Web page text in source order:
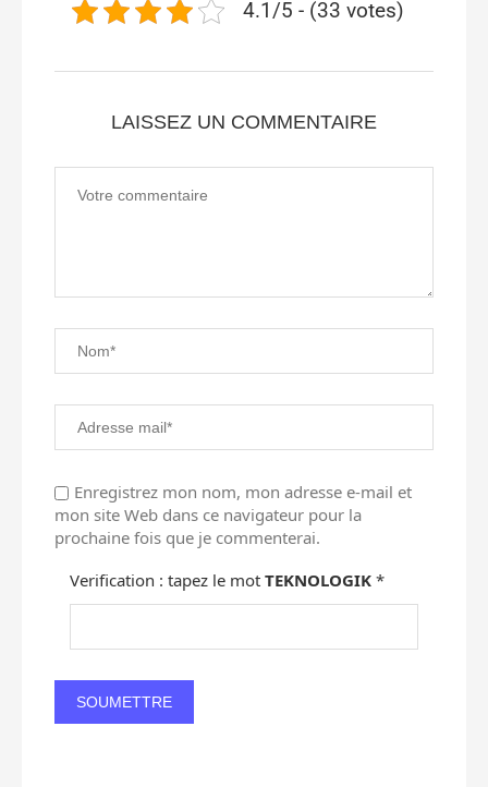
4.1/5 - (33 votes)
LAISSEZ UN COMMENTAIRE
Enregistrez mon nom, mon adresse e-mail et
mon site Web dans ce navigateur pour la
prochaine fois que je commenterai.
Verification : tapez le mot TEKNOLOGIK *